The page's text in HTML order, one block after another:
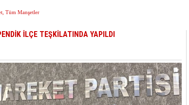
Yeşil Alan Hacmi Artıyor
MHP PENDİK
KIR’A HAYIRLI OLSUN
, Tüm Manşetler
İLÇE TEŞKİLATINDA YAPILDI